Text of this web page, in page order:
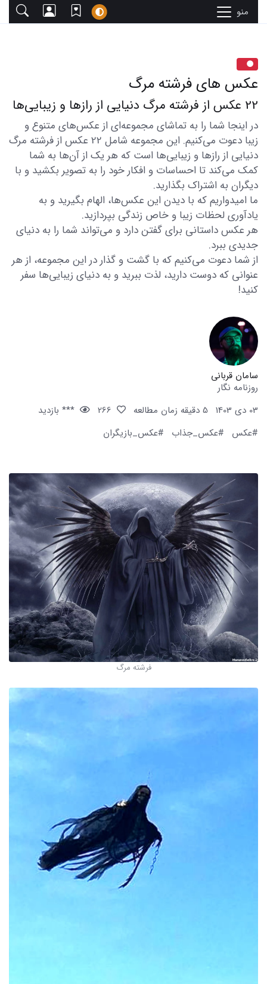
منو
عکس های فرشته مرگ
22 عکس از فرشته مرگ دنیایی از رازها و زیبایی‌ها
در اینجا شما را به تماشای مجموعه‌ای از عکس‌های متنوع و
زیبا دعوت می‌کنیم. این مجموعه شامل 22 عکس از فرشته مرگ
دنیایی از رازها و زیبایی‌ها است که هر یک از آن‌ها به شما
کمک می‌کند تا احساسات و افکار خود را به تصویر بکشید و با
دیگران به اشتراک بگذارید.
ما امیدواریم که با دیدن این عکس‌ها، الهام بگیرید و به
یادآوری لحظات زیبا و خاص زندگی بپردازید.
هر عکس داستانی برای گفتن دارد و می‌تواند شما را به دنیای
جدیدی ببرد.
از شما دعوت می‌کنیم که با گشت و گذار در این مجموعه، از هر
عنوانی که دوست دارید، لذت ببرید و به دنیای زیبایی‌ها سفر
کنید!
سامان قربانی
روزنامه نگار
03 دی 1403
5 دقیقه زمان مطالعه
*** بازدید
#عکس
#عکس_جذاب #عکس_بازیگران
فرشته مرگ